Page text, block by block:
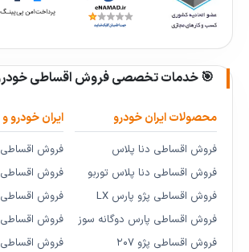
🎯 خدمات تخصصی فروش اقساطی
محصولات ایران خودرو
فروش اقساطی دنا پلاس
فروش اقساطی دنا پلاس توربو
فروش اقساطی پژو پارس LX
فروش اقساطی پارس دوگانه سوز
فروش اقساطی پژو ۲۰۷
ایران خودرو و
فروش اقساطی
فروش اقساطی
فروش اقساطی
فروش
فروش